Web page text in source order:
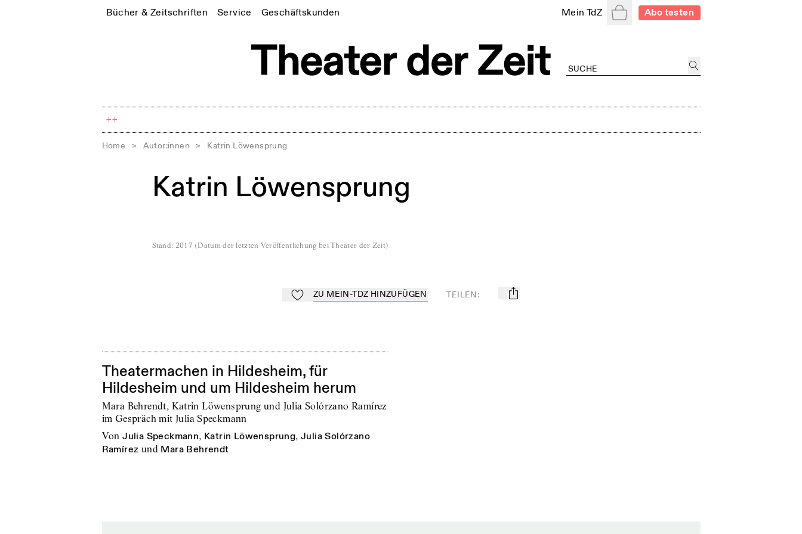
Bücher & Zeitschriften Service Geschäftskunden Mein TdZ WarenkorbAbo testen
++
Home > Autor:innen > Katrin Löwensprung
Katrin Löwensprung
Stand: 2017 (Datum der letzten Veröffentlichung bei Theater der Zeit)
Zu Mein-TdZ hinzufügen
ZU MEIN-TDZ HINZUFÜGEN TEILEN: mail
Theatermachen in Hildesheim, für
Hildesheim und um Hildesheim herum
Mara Behrendt, Katrin Löwensprung und Julia Solórzano Ramírez
im Gespräch mit Julia Speckmann
von Julia Speckmann, Katrin Löwensprung, Julia Solórzano
Ramírez und Mara Behrendt